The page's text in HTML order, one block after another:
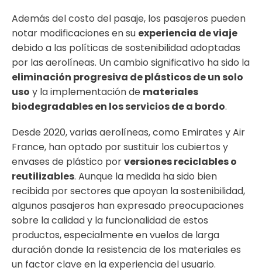
Además del costo del pasaje, los pasajeros pueden
notar modificaciones en su experiencia de viaje
debido a las políticas de sostenibilidad adoptadas
por las aerolíneas. Un cambio significativo ha sido la
eliminación progresiva de plásticos de un solo
uso y la implementación de materiales
biodegradables en los servicios de a bordo.
Desde 2020, varias aerolíneas, como Emirates y Air
France, han optado por sustituir los cubiertos y
envases de plástico porversiones reciclables o
reutilizables. Aunque la medida ha sido bien
recibida por sectores que apoyan la sostenibilidad,
algunos pasajeros han expresado preocupaciones
sobre la calidad y la funcionalidad de estos
productos, especialmente en vuelos de larga
duración donde la resistencia de los materiales es
un factor clave en la experiencia del usuario.